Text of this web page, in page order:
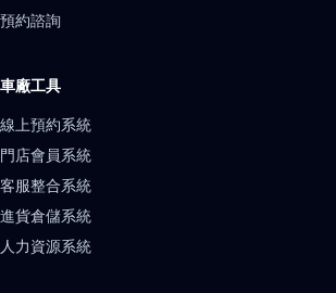
預約諮詢
車廠工具
線上預約系統
門店會員系統
客服整合系統
進貨倉儲系統
人力資源系統